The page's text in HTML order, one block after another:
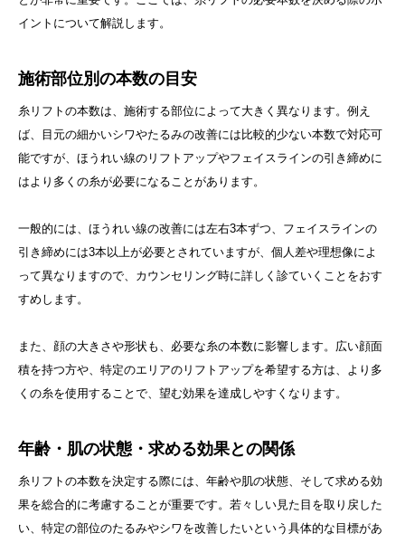
イントについて解説します。
施術部位別の本数の目安
糸リフトの本数は、施術する部位によって大きく異なります。例え
ば、目元の細かいシワやたるみの改善には比較的少ない本数で対応可
能ですが、ほうれい線のリフトアップやフェイスラインの引き締めに
はより多くの糸が必要になることがあります。
一般的には、ほうれい線の改善には左右3本ずつ、フェイスラインの
引き締めには3本以上が必要とされていますが、個人差や理想像によ
って異なりますので、カウンセリング時に詳しく診ていくことをおす
すめします。
また、顔の大きさや形状も、必要な糸の本数に影響します。広い顔面
積を持つ方や、特定のエリアのリフトアップを希望する方は、より多
くの糸を使用することで、望む効果を達成しやすくなります。
年齢・肌の状態・求める効果との関係
糸リフトの本数を決定する際には、年齢や肌の状態、そして求める効
果を総合的に考慮することが重要です。若々しい見た目を取り戻した
い、特定の部位のたるみやシワを改善したいという具体的な目標があ